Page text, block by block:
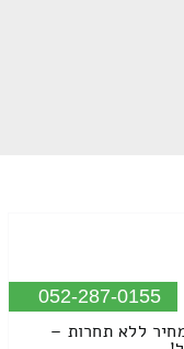
052-287-0155
ללא תחרות –